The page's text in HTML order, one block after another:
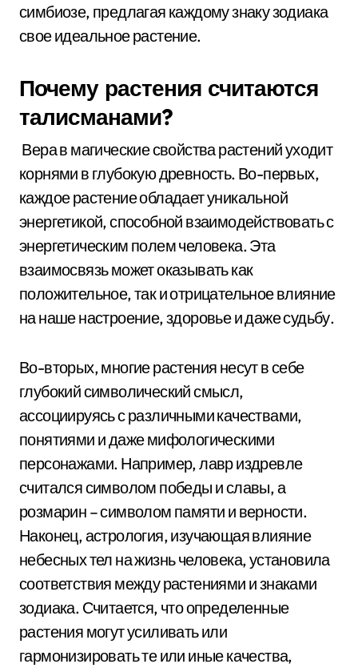
симбиозе, предлагая каждому знаку зодиака
свое идеальное растение.
Почему растения считаются
талисманами?
Вера в магические свойства растений уходит
корнями в глубокую древность. Во-первых,
каждое растение обладает уникальной
энергетикой, способной взаимодействовать с
энергетическим полем человека. Эта
взаимосвязь может оказывать как
положительное, так и отрицательное влияние
на наше настроение, здоровье и даже судьбу.
Во-вторых, многие растения несут в себе
глубокий символический смысл,
ассоциируясь с различными качествами,
понятиями и даже мифологическими
персонажами. Например, лавр издревле
считался символом победы и славы, а
розмарин – символом памяти и верности.
Наконец, астрология, изучающая влияние
небесных тел на жизнь человека, установила
соответствия между растениями и знаками
зодиака. Считается, что определенные
растения могут усиливать или
гармонизировать те или иные качества,